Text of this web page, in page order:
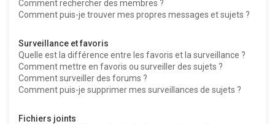
Comment rechercher des membres ?
Comment puis-je trouver mes propres messages et sujets ?
Surveillance et favoris
Quelle est la différence entre les favoris et la surveillance ?
Comment mettre en favoris ou surveiller des sujets ?
Comment surveiller des forums ?
Comment puis-je supprimer mes surveillances de sujets ?
Fichiers joints